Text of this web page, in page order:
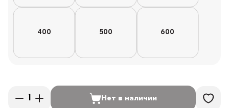
400 500 600
Нет в наличии